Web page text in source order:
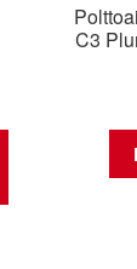
C3